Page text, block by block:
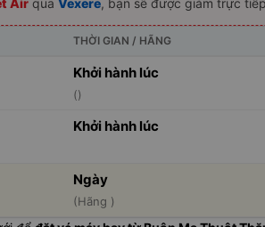
Air qua Vexere, bạn sẽ được giảm trực tiếp
THỜI GIAN / HÃNG
Khởi hành lúc
()
Khởi hành lúc
Ngày
(Hãng )